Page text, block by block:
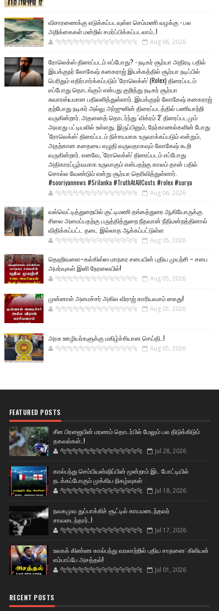
விசாரணைக்கு எடுக்கப்படவுள்ள செம்மணி வழக்கு - பல
அறிக்கைகள் மன்றில் சமர்ப்பிக்கப்படலாம்..!
🐅🐅🐅🐅🐅🐅🐆🐆🐆🐆🐆🐆🐆🐆 Aug 06, 2026
ரோலெக்ஸ் திரைப்படம் எப்போது? - நடிகர் சூர்யா அதிரடி பதில்
இயக்குநர் லோகேஷ் கனகராஜ் இயக்கத்தில் சூர்யா நடிப்பில்
பெரிதும் எதிர்பார்க்கப்படும் 'ரோலெக்ஸ்' (Rolex) திரைப்படம்
எப்போது தொடங்கும் என்பது குறித்து நடிகர் சூர்யா
சுவாரஸ்யமான பதிலளித்துள்ளார். இயக்குநர் லோகேஷ் கனகராஜ்
தற்போது நடிகர் அல்லு அர்ஜுனின் திரைப்படத்தில் பணியாற்றி
வருகின்றார். அதனைத் தொடர்ந்து 'விக்ரம் 2' திரைப்படமும்
அவரது பட்டியலில் உள்ளது. இருப்பினும், நேர்காணல்களின் போது
'ரோலெக்ஸ்' திரைப்படம் நிச்சயமாக உருவாக்கப்படும் என்றும்,
அதற்கான கதையை எழுதி வருவதாகவும் லோகேஷ் கூறி
வருகின்றார். எனவே, 'ரோலெக்ஸ்' திரைப்படம் எப்போது
அதிகாரப்பூர்வமாக உருவாகும் என்பதற்கு காலம் தான் பதில்
சொல்ல வேண்டும் என்று சூர்யா தெரிவித்துள்ளார்.
#sooriyannews #Srilanka #TruthAtAllCosts #rolex #surya
🐅🐅🐅🐅🐅🐅🐆🐆🐆🐆🐆🐆🐆🐆 Aug 06, 2026
வல்வெட்டித்துறையில் குட்டிமணி தங்கத்துரை ஆகியோருக்கு
சிலை அமைப்பதற்கு பருத்தித்துறை நீதவான் நீதிமன்றத்தினால்
விதிக்கப்பட்ட தடை இல்லாத ஆக்கப்பட்டுள்ள
🐅🐅🐅🐅🐅🐅🐆🐆🐆🐆🐆🐆🐆🐆 Aug 05, 2026
தெஹிவளை–கல்கிஸ்ஸ மாநகர சபையின் புதிய முயற்சி – சபை
அமர்வுகள் இனி நேரலையில்!
🐅🐅🐅🐅🐅🐅🐆🐆🐆🐆🐆🐆🐆🐆 Aug 05, 2026
முன்னாள் அமைச்சர் அகில விராஜ் காரியவசம் கைது!
🐅🐅🐅🐅🐅🐅🐆🐆🐆🐆🐆🐆🐆🐆 Aug 05, 2026
அரசு ஊழியர்களுக்கு மகிழ்ச்சியான செய்தி..!
🐅🐅🐅🐅🐅🐅🐆🐆🐆🐆🐆🐆🐆🐆 Aug 05, 2026
FEATURED POSTS
சீன பிரஜையின் மரணம் தொடர்பில் மேலும் பல திடுக்கிடும்
தகவல்கள்..!
🐅🐅🐅🐅🐅🐅🐆🐆🐆🐆🐆🐆🐆🐆 Jul 28, 2026
கால்பந்து செம்பியன்ஷிப்பின் மூன்றாம் இட போட்டியில்
நடக்கப்போகும் முக்கிய நிகழ்வுகள்
🐅🐅🐅🐅🐅🐅🐆🐆🐆🐆🐆🐆🐆🐆 Jul 18, 2026
நவகமுவ துப்பாக்கிச் சூட்டில் காயமடைந்தவர்
சாவடைந்தார்..!
🐅🐅🐅🐅🐅🐅🐆🐆🐆🐆🐆🐆🐆🐆 Jul 17, 2026
உலகக் கிண்ண கால்பந்து வரலாற்றில் புதிய சாதனை: கிலியன்
எம்பாப்பே அசத்தல்!
🐅🐅🐅🐅🐅🐅🐆🐆🐆🐆🐆🐆🐆🐆 Jul 01, 2026
RECENT POSTS